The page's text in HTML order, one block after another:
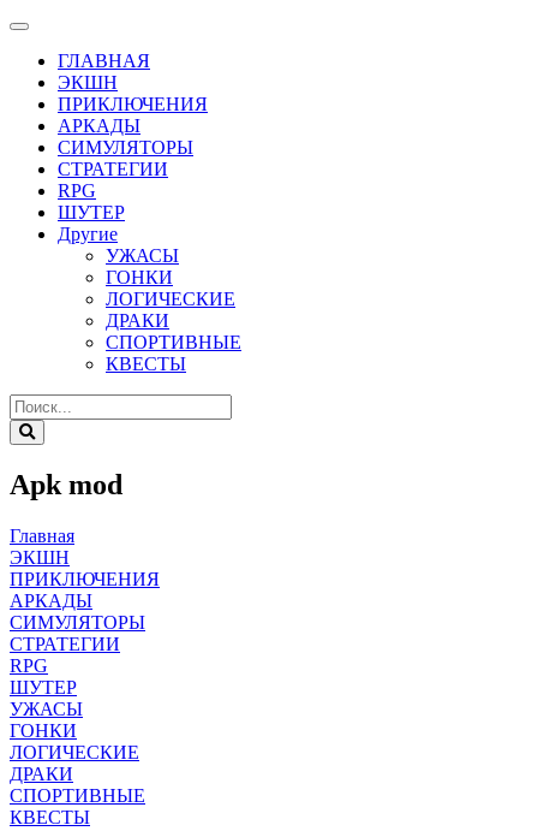
ГЛАВНАЯ
ЭКШН
ПРИКЛЮЧЕНИЯ
АРКАДЫ
СИМУЛЯТОРЫ
СТРАТЕГИИ
RPG
ШУТЕР
Другие
УЖАСЫ
ГОНКИ
ЛОГИЧЕСКИЕ
ДРАКИ
СПОРТИВНЫЕ
КВЕСТЫ
Apk mod
Главная
ЭКШН
ПРИКЛЮЧЕНИЯ
АРКАДЫ
СИМУЛЯТОРЫ
СТРАТЕГИИ
RPG
ШУТЕР
УЖАСЫ
ГОНКИ
ЛОГИЧЕСКИЕ
ДРАКИ
СПОРТИВНЫЕ
КВЕСТЫ